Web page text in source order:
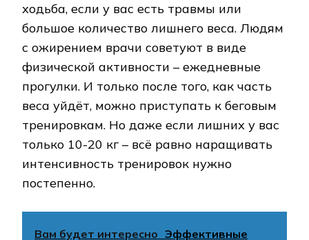
ходьба, если у вас есть травмы или
большое количество лишнего веса. Людям
с ожирением врачи советуют в виде
физической активности – ежедневные
прогулки. И только после того, как часть
веса уйдёт, можно приступать к беговым
тренировкам. Но даже если лишних у вас
только 10-20 кг – всё равно наращивать
интенсивность тренировок нужно
постепенно.
Вам будет интересно Эффективные